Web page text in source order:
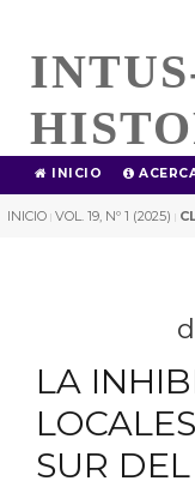
INICIO
INICIO | VOL. 19, Nº 1 (2025) |
LA
SUR